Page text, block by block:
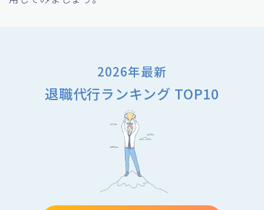
2026年最新
退職代行ランキング TOP10